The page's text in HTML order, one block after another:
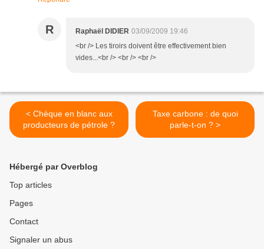
R Raphaël DIDIER 03/09/2009 19:46
<br /> Les tiroirs doivent être effectivement bien
vides...<br /> <br /> <br />
< Chèque en blanc aux
producteurs de pétrole ?
Taxe carbone : de quoi
parle-t-on ? >
Hébergé par Overblog
Top articles
Pages
Contact
Signaler un abus